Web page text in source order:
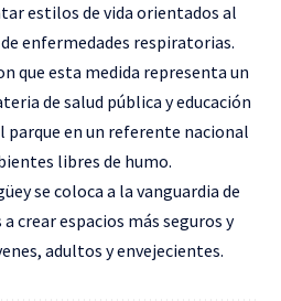
estilos de vida orientados al
enfermedades respiratorias.
que esta medida representa un
de salud pública y educación
parque en un referente nacional
libres de humo.
se coloca a la vanguardia de
crear espacios más seguros y
adultos y envejecientes.